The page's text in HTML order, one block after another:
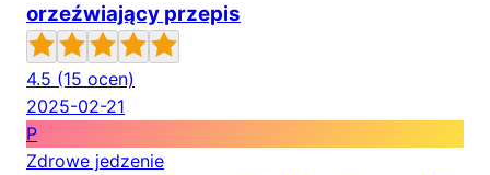
orzeźwiający przepis
4.5 (15 ocen)
2025-02-21
P
Zdrowe jedzenie